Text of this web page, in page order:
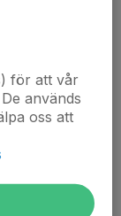
utanför
efter
för att vår
används
oss att